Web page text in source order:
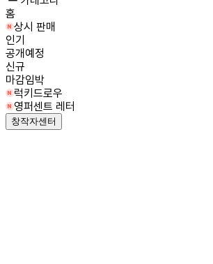
홈
상시 판매
인기
공개예정
신규
마감임박
럭키드로우
영퍼센트 레터
창작자센터